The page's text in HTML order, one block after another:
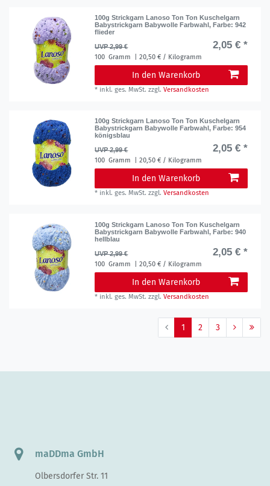
100g Strickgarn Lanoso Ton Ton Kuschelgarn
Babystrickgarn Babywolle Farbwahl, Farbe: 942
flieder
UVP 2,99 €
2,05 € *
100 Gramm | 20,50 € / Kilogramm
In den Warenkorb
* inkl. ges. MwSt. zzgl.Versandkosten
100g Strickgarn Lanoso Ton Ton Kuschelgarn
Babystrickgarn Babywolle Farbwahl, Farbe: 954
königsblau
UVP 2,99 €
2,05 € *
100 Gramm | 20,50 € / Kilogramm
In den Warenkorb
* inkl. ges. MwSt. zzgl.Versandkosten
100g Strickgarn Lanoso Ton Ton Kuschelgarn
Babystrickgarn Babywolle Farbwahl, Farbe: 940
hellblau
UVP 2,99 €
2,05 € *
100 Gramm | 20,50 € / Kilogramm
In den Warenkorb
* inkl. ges. MwSt. zzgl.Versandkosten
1 2 3
maDDma GmbH
Olbersdorfer Str. 11